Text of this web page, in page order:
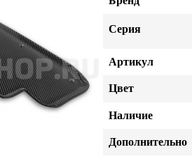
Серия
Артикул
Цвет
Наличие
Дополнительно